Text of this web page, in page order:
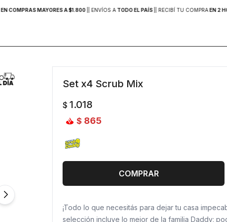
EN COMPRAS MAYORES A $1.800 | ENVÍOS A TODO EL PAÍS | RECIBÍ TU COMPRAEN 2
Set x4 Scrub Mix
$ 1.018
$ 865
COMPRAR
¡Todo lo que necesitás para dejar tu casa
selección incluye lo mejor de la familia Daddy: